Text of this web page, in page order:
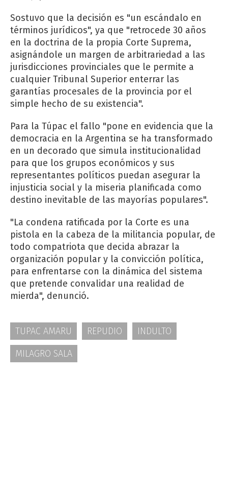
Sostuvo que la decisión es "un escándalo en
términos jurídicos", ya que "retrocede 30 años
en la doctrina de la propia Corte Suprema,
asignándole un margen de arbitrariedad a las
jurisdicciones provinciales que le permite a
cualquier Tribunal Superior enterrar las
garantías procesales de la provincia por el
simple hecho de su existencia".
Para la Túpac el fallo "pone en evidencia que la
democracia en la Argentina se ha transformado
en un decorado que simula institucionalidad
para que los grupos económicos y sus
representantes políticos puedan asegurar la
injusticia social y la miseria planificada como
destino inevitable de las mayorías populares".
"La condena ratificada por la Corte es una
pistola en la cabeza de la militancia popular, de
todo compatriota que decida abrazar la
organización popular y la convicción política,
para enfrentarse con la dinámica del sistema
que pretende convalidar una realidad de
mierda", denunció.
TUPAC AMARU REPUDIO
INDULTO
MILAGRO SALA